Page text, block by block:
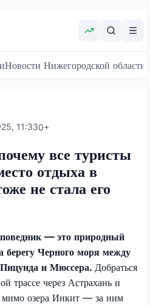
Новости Нижегородской области
11:330+
все туристы
отдыха в
не стала его
— это природный
берегу Черного моря между
и Мюссера. Добраться
трассе через Астрахань и
озера Инкит — за ним